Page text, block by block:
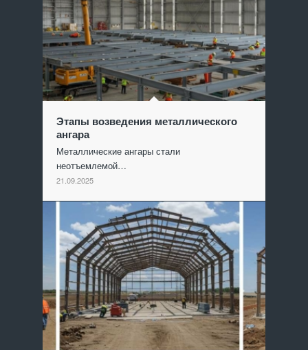
Этапы возведения металлического
ангара
Металлические ангары стали
неотъемлемой…
21.09.2025